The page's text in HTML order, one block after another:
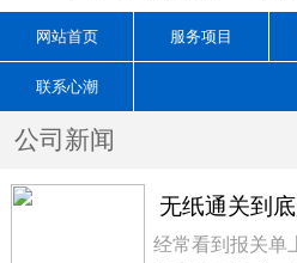
网站首页 服务项目
联系心潮
公司新闻
经常看到报关单